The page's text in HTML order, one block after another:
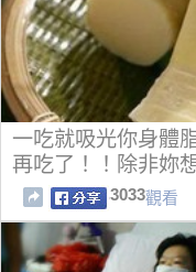
一吃就吸光你身體
再吃了！！除非妳
3033觀看